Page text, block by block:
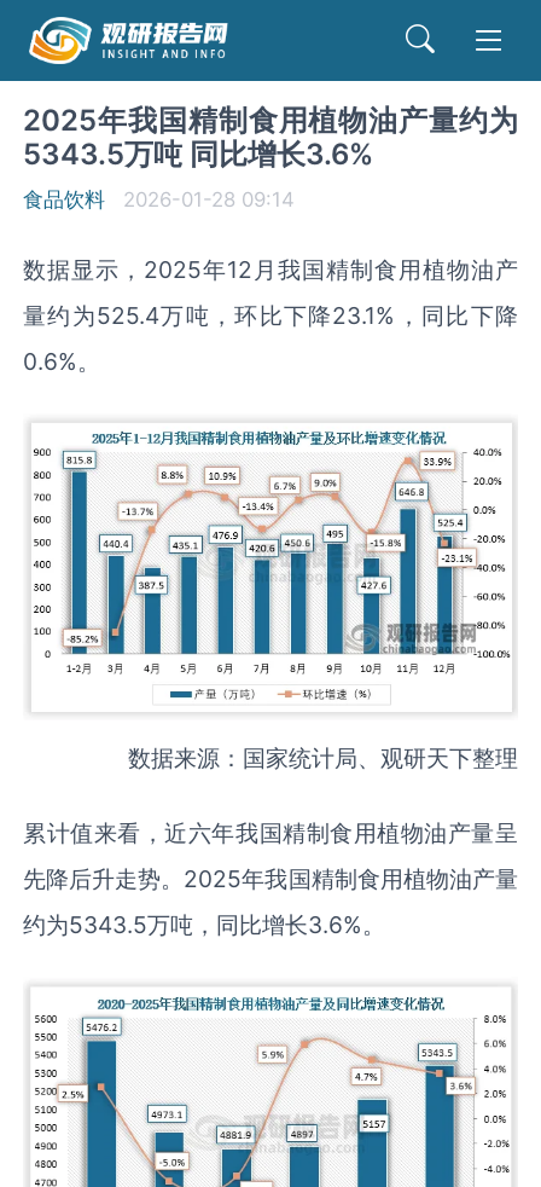
2025年我国精制食用植物油产量约为
5343.5万吨 同比增长3.6%
食品饮料 2026-01-28 09:14
数据显示，2025年12月我国精制食用植物油产
量约为525.4万吨，环比下降23.1%，同比下降
0.6%。
数据来源：国家统计局、观研天下整理
累计值来看，近六年我国精制食用植物油产量呈
先降后升走势。2025年我国精制食用植物油产量
约为5343.5万吨，同比增长3.6%。